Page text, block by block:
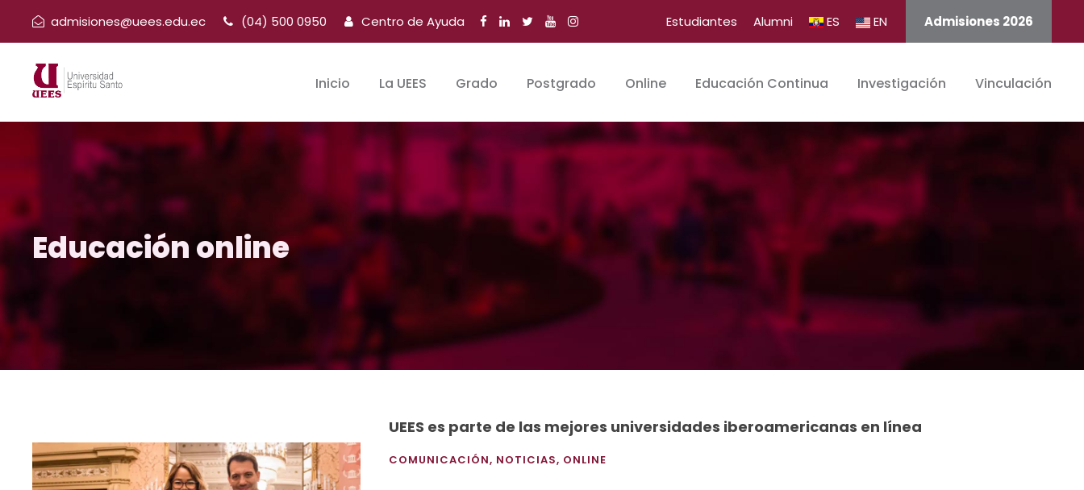
admisiones@uees.edu.ec (04) 500 0950 Centro de Ayuda Estudiantes Alumni ES EN Admisiones 2026
Inicio La UEES Grado Postgrado Online Educación Continua Investigación Vinculación
Educación online
UEES es parte de las mejores universidades iberoamericanas en línea
COMUNICACIÓN, NOTICIAS, ONLINE